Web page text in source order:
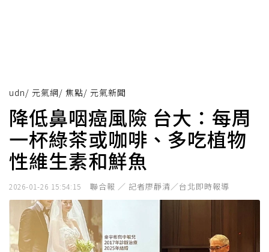
udn/ 元氣網/ 焦點/ 元氣新聞
降低鼻咽癌風險 台大：每周
一杯綠茶或咖啡、多吃植物
性維生素和鮮魚
2026-01-26 15:54:15 聯合報 ／ 記者廖靜清／台北即時報導